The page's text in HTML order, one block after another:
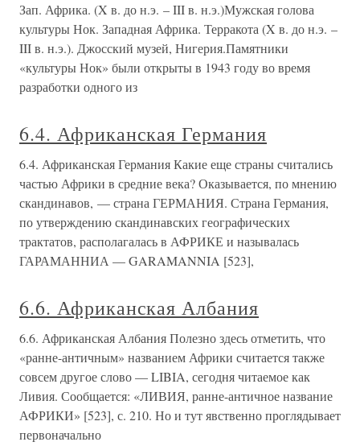
Зап. Африка. (X в. до н.э. – III в. н.э.)Мужская голова
культуры Нок. Западная Африка. Терракота (X в. до н.э. –
III в. н.э.). Джосский музей, Нигерия.Памятники
«культуры Нок» были открыты в 1943 году во время
разработки одного из
6.4. Африканская Германия
6.4. Африканская Германия Какие еще страны считались
частью Африки в средние века? Оказывается, по мнению
скандинавов, — страна ГЕРМАНИЯ. Страна Германия,
по утверждению скандинавских географических
трактатов, располагалась в АФРИКЕ и называлась
ГАРАМАННИА — GARAMANNIA [523],
6.6. Африканская Албания
6.6. Африканская Албания Полезно здесь отметить, что
«ранне-античным» названием Африки считается также
совсем другое слово — LIBIA, сегодня читаемое как
Ливия. Сообщается: «ЛИВИЯ, ранне-античное название
АФРИКИ» [523], с. 210. Но и тут явственно проглядывает
первоначально